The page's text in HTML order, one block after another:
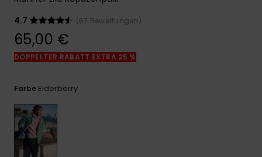
Antworten auf
die häufigsten
Fragen sowie
4.7
(67 Bewertungen)
65,00 €
DOPPELTER RABATT EXTRA 25 %
Farbe Elderberry